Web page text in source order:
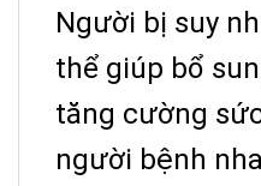
Người bị suy
thể giúp bổ
tăng cường
người bệnh